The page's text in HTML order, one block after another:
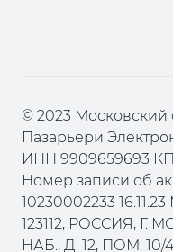
© 2023
Пазарьери
ИНН 9909659693
Номер записи об
10230002233
123112, РОССИЯ, Г.
НАБ., Д. 12, ПОМ. 10/